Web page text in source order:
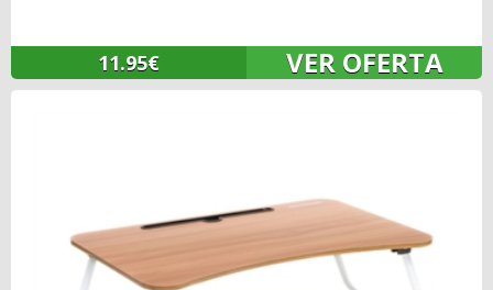
11.95€ VER OFERTA